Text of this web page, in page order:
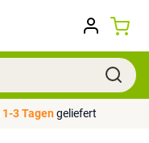
1-3 Tagengeliefert